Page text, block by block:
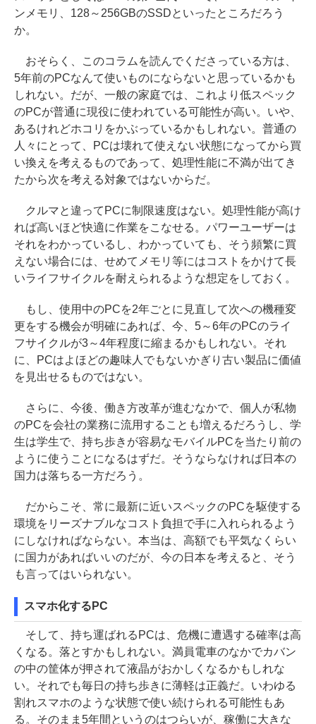
ンメモリ、128～256GBのSSDといったところだろう
か。
おそらく、このコラムを読んでくださっている方は、
5年前のPCなんて使いものにならないと思っているかも
しれない。だが、一般の家庭では、これより低スペック
のPCが普通に現役に使われている可能性が高い。いや、
あるけれどホコリをかぶっているかもしれない。普通の
人々にとって、PCは壊れて使えない状態になってから買
い換えを考えるものであって、処理性能に不満が出てき
たから次を考える対象ではないからだ。
クルマと違ってPCに制限速度はない。処理性能が高け
れば高いほど快適に作業をこなせる。パワーユーザーは
それをわかっているし、わかっていても、そう頻繁に買
えない場合には、せめてメモリ等にはコストをかけて長
いライフサイクルを耐えられるような想定をしておく。
もし、使用中のPCを2年ごとに見直して次への機種変
更をする機会が明確にあれば、今、5～6年のPCのライ
フサイクルが3～4年程度に縮まるかもしれない。それ
に、PCはよほどの趣味人でもないかぎり古い製品に価値
を見出せるものではない。
さらに、今後、働き方改革が進むなかで、個人が私物
のPCを会社の業務に流用することも増えるだろうし、学
生は学生で、持ち歩きが容易なモバイルPCを当たり前の
ように使うことになるはずだ。そうならなければ日本の
国力は落ちる一方だろう。
だからこそ、常に最新に近いスペックのPCを駆使する
環境をリーズナブルなコスト負担で手に入れられるよう
にしなければならない。本当は、高額でも平気なくらい
に国力があればいいのだが、今の日本を考えると、そう
も言ってはいられない。
スマホ化するPC
そして、持ち運ばれるPCは、危機に遭遇する確率は高
くなる。落とすかもしれない。満員電車のなかでカバン
の中の筐体が押されて液晶がおかしくなるかもしれな
い。それでも毎日の持ち歩きに薄軽は正義だ。いわゆる
割れスマホのような状態で使い続けられる可能性もあ
る。そのまま5年間というのはつらいが、稼働に大きな